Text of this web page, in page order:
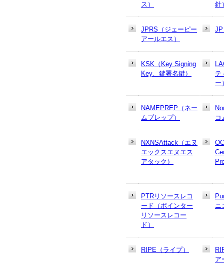
ス）
針
JPRS（ジェーピー
アールエス）
JP
KSK（Key Signing
Key、鍵署名鍵）
テ
ー
NAMEPREP（ネー
ムプレップ）
コ
NXNSAttack（エヌ
エックスエヌエス
アタック）
PTRリソースレコ
ード（ポインター
リソースレコー
ド）
ニ
RIPE（ライプ）
ア